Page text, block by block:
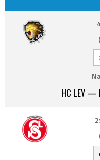
HC LEV —